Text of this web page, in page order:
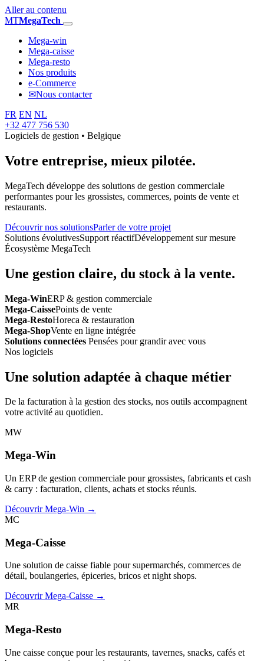
Aller au contenu
MTMegaTech
Mega-win
Mega-caisse
Mega-resto
Nos produits
e-Commerce
✉Nous contacter
FR EN NL
+32 477 756 530
Logiciels de gestion • Belgique
Votre entreprise, mieux pilotée.
MegaTech développe des solutions de gestion commerciale
performantes pour les grossistes, commerces, points de vente et
restaurants.
Découvrir nos solutionsParler de votre projet
Solutions évolutivesSupport réactifDéveloppement sur mesure
Écosystème MegaTech
Une gestion claire, du stock à la vente.
Mega-WinERP & gestion commerciale
Mega-CaissePoints de vente
Mega-RestoHoreca & restauration
Mega-ShopVente en ligne intégrée
Solutions connectées Pensées pour grandir avec vous
Nos logiciels
Une solution adaptée à chaque métier
De la facturation à la gestion des stocks, nos outils accompagnent
votre activité au quotidien.
MW
Mega-Win
Un ERP de gestion commerciale pour grossistes, fabricants et cash
& carry : facturation, clients, achats et stocks réunis.
Découvrir Mega-Win →
MC
Mega-Caisse
Une solution de caisse fiable pour supermarchés, commerces de
détail, boulangeries, épiceries, bricos et night shops.
Découvrir Mega-Caisse →
MR
Mega-Resto
Une caisse conçue pour les restaurants, tavernes, snacks, cafés et